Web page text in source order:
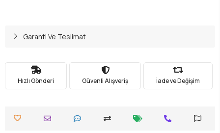
Garanti Ve Teslimat
Hızlı Gönderi Güvenli Alışveriş İade ve Değişim